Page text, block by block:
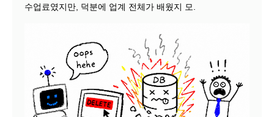
수업료였지만, 덕분에 업계 전체가 배웠지 모.